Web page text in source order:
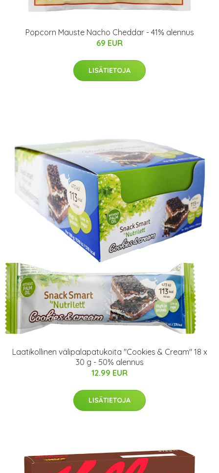
Popcorn Mauste Nacho Cheddar - 41% alennus
69 EUR
LISÄTIETOJA
Laatikollinen välipalapatukoita "Cookies & Cream" 18 x
30 g - 50% alennus
12.99 EUR
LISÄTIETOJA